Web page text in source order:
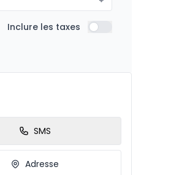
À partir de :
459 $/Sem.
Inclure les taxes Inclure les taxes
SMS
Adresse